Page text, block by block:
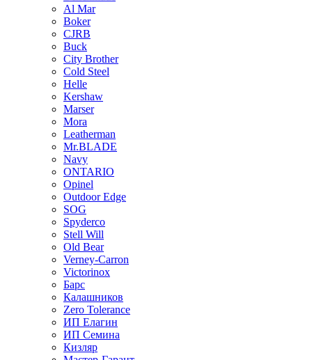
Al Mar
Boker
CJRB
Buck
City Brother
Cold Steel
Helle
Kershaw
Marser
Mora
Leatherman
Mr.BLADE
Navy
ONTARIO
Opinel
Outdoor Edge
SOG
Spyderco
Stell Will
Old Bear
Verney-Carron
Victorinox
Барс
Калашников
Zero Tolerance
ИП Елагин
ИП Семина
Кизляр